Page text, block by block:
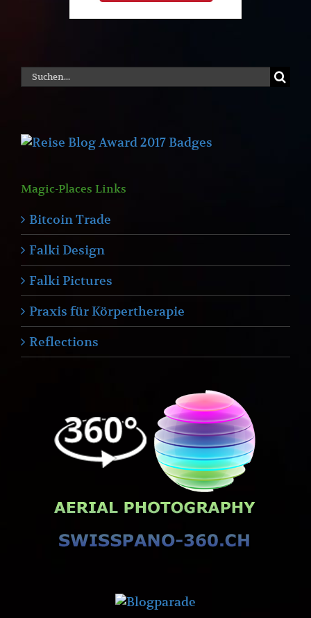
Suche
nach:
Magic-Places Links
Bitcoin Trade
Falki Design
Falki Pictures
Praxis für Körpertherapie
Reflections